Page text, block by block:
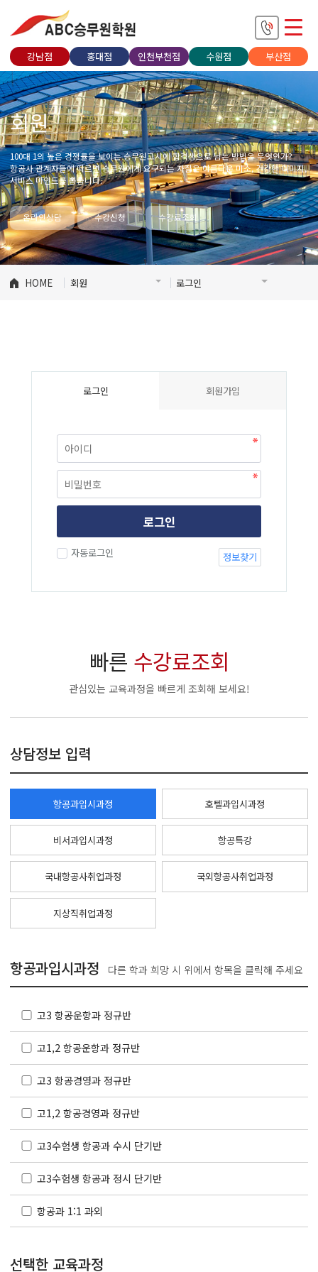
강남점 홍대점 인천부천점 수원점 부산점
회원
100대 1의 높은 경쟁률을 보이는 승무원고시에 합격생으로 남는 방법은 무엇인가?
항공사 관계자들에 따르면 승무원에게 요구되는 자질은 아름다운 미소, 건강한 이미지,
서비스 마인드를 뽑습니다.
온라인상담 수강신청 수강료조회
HOME 회원 로그인
로그인 회원가입
로그인
자동로그인 정보찾기
빠른 수강료조회
관심있는 교육과정을 빠르게 조회해 보세요!
상담정보 입력
항공과입시과정 호텔과입시과정
비서과입시과정 항공특강
국내항공사취업과정 국외항공사취업과정
지상직취업과정
항공과입시과정 다른 학과 희망 시 위에서 항목을 클릭해 주세요
고3 항공운항과 정규반
고1,2 항공운항과 정규반
고3 항공경영과 정규반
고1,2 항공경영과 정규반
고3수험생 항공과 수시 단기반
고3수험생 항공과 정시 단기반
항공과 1:1 과외
선택한 교육과정